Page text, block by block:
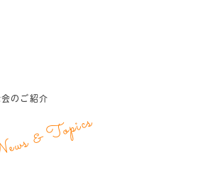
のご紹介
& Topics